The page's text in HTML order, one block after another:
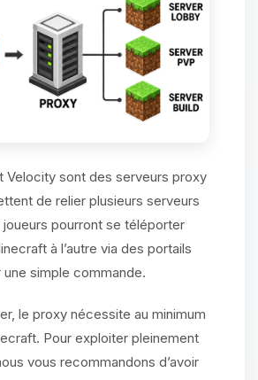
Velocity sont des serveurs proxy
de relier plusieurs serveurs
pourront se téléporter
à l’autre via des portails
une simple commande.
le proxy nécessite au minimum
Pour exploiter pleinement
vous recommandons d’avoir